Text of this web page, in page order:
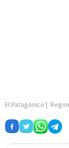
El Patagónico |